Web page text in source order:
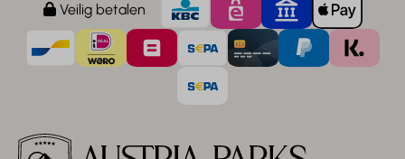
Veilig betalen